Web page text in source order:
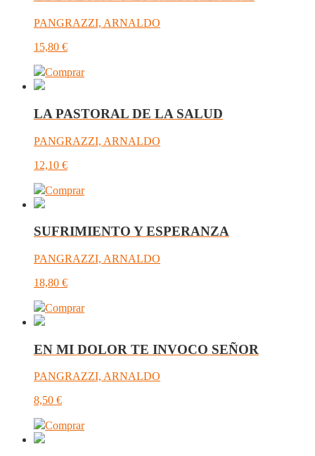
PANGRAZZI, ARNALDO
15,80 €
Comprar
LA PASTORAL DE LA SALUD
PANGRAZZI, ARNALDO
12,10 €
Comprar
SUFRIMIENTO Y ESPERANZA
PANGRAZZI, ARNALDO
18,80 €
Comprar
EN MI DOLOR TE INVOCO SEÑOR
PANGRAZZI, ARNALDO
8,50 €
Comprar